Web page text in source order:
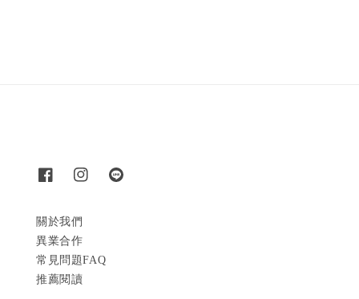
關於我們
異業合作
常見問題FAQ
推薦閱讀